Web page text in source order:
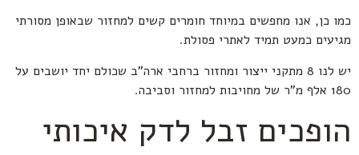
כמו כן, אנו מחפשים במיוחד חומרים קשים למחזור שבאופן מסורתי
מגיעים כמעט תמיד לאתרי פסולת.
יש לנו 8 מתקני ייצור ומחזור ברחבי ארה”ב שכולם יחד יושבים על
180 אלף מ”ר של מחויבות למחזור וסביבה.
הופכים זבל לדק איכותי